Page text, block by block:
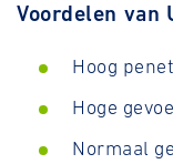
Voordelen van
Hoog
Hoge
Normaal